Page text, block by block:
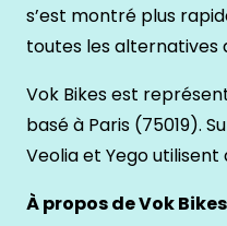
s’est montré plus
toutes les alternatives
Vok Bikes est
basé à Paris (75019).
Veolia et Yego utilisent
À propos de Vok Bikes